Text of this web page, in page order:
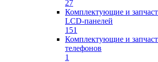
27
Комплектующие и
LCD-панелей
151
Комплектующие и
телефонов
1